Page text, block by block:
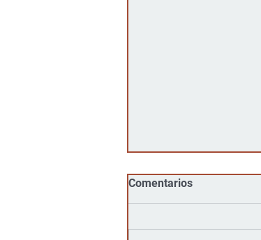
Comentarios